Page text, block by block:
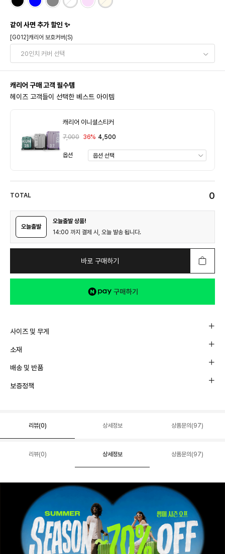
같이 사면 추가 할인 ✨
[G012]캐리어 보호커버(S)
캐리어 구매 고객 필수템
헤이즈 고객들이 선택한 베스트 아이템
캐리어 이니셜스티커
7,000 36% 4,500
옵션
TOTAL 0
오늘출발
오늘출발 상품!
14:00 까지 결제 시, 오늘 발송 됩니다.
바로 구매하기
사이즈 및 무게
소재
배송 및 반품
보증정책
리뷰(0) 상세정보 상품문의(97)
리뷰(0) 상세정보 상품문의(97)